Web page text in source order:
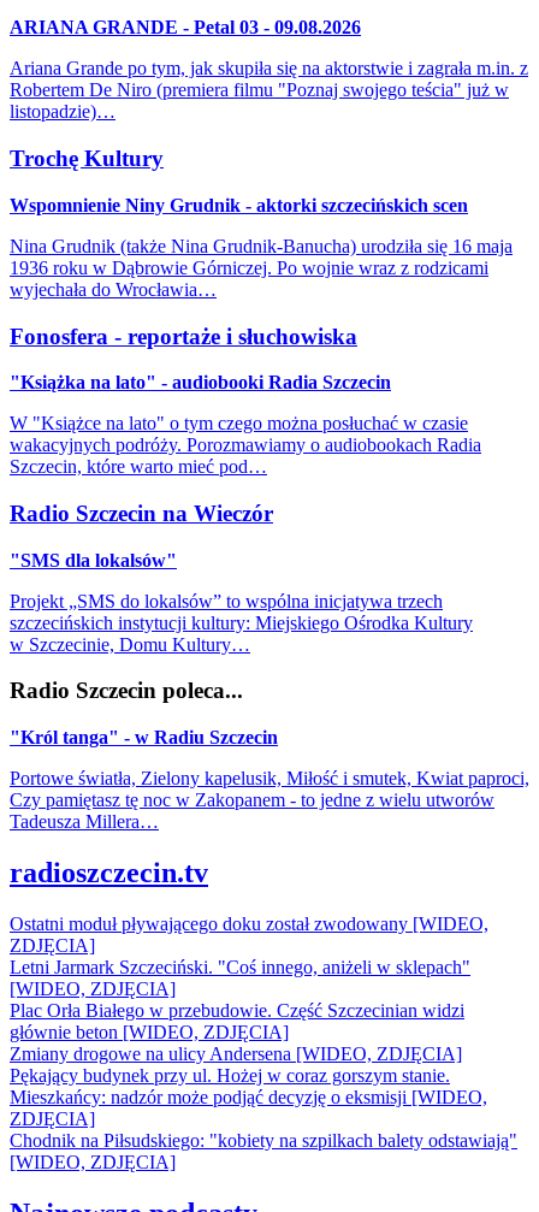
ARIANA GRANDE - Petal 03 - 09.08.2026
Ariana Grande po tym, jak skupiła się na aktorstwie i zagrała m.in. z
Robertem De Niro (premiera filmu "Poznaj swojego teścia" już w
listopadzie)…
Trochę Kultury
Wspomnienie Niny Grudnik - aktorki szczecińskich scen
Nina Grudnik (także Nina Grudnik-Banucha) urodziła się 16 maja
1936 roku w Dąbrowie Górniczej. Po wojnie wraz z rodzicami
wyjechała do Wrocławia…
Fonosfera - reportaże i słuchowiska
"Książka na lato" - audiobooki Radia Szczecin
W "Książce na lato" o tym czego można posłuchać w czasie
wakacyjnych podróży. Porozmawiamy o audiobookach Radia
Szczecin, które warto mieć pod…
Radio Szczecin na Wieczór
"SMS dla lokalsów"
Projekt „SMS do lokalsów” to wspólna inicjatywa trzech
szczecińskich instytucji kultury: Miejskiego Ośrodka Kultury
w Szczecinie, Domu Kultury…
Radio Szczecin poleca...
"Król tanga" - w Radiu Szczecin
Portowe światła, Zielony kapelusik, Miłość i smutek, Kwiat paproci,
Czy pamiętasz tę noc w Zakopanem - to jedne z wielu utworów
Tadeusza Millera…
radioszczecin.tv
Ostatni moduł pływającego doku został zwodowany [WIDEO,
ZDJĘCIA]
Letni Jarmark Szczeciński. "Coś innego, aniżeli w sklepach"
[WIDEO, ZDJĘCIA]
Plac Orła Białego w przebudowie. Część Szczecinian widzi
głównie beton [WIDEO, ZDJĘCIA]
Zmiany drogowe na ulicy Andersena [WIDEO, ZDJĘCIA]
Pękający budynek przy ul. Hożej w coraz gorszym stanie.
Mieszkańcy: nadzór może podjąć decyzję o eksmisji [WIDEO,
ZDJĘCIA]
Chodnik na Piłsudskiego: "kobiety na szpilkach balety odstawiają"
[WIDEO, ZDJĘCIA]